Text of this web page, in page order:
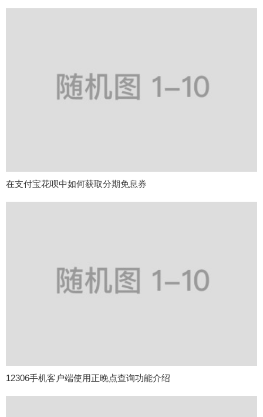
在支付宝花呗中如何获取分期免息券
12306手机客户端使用正晚点查询功能介绍